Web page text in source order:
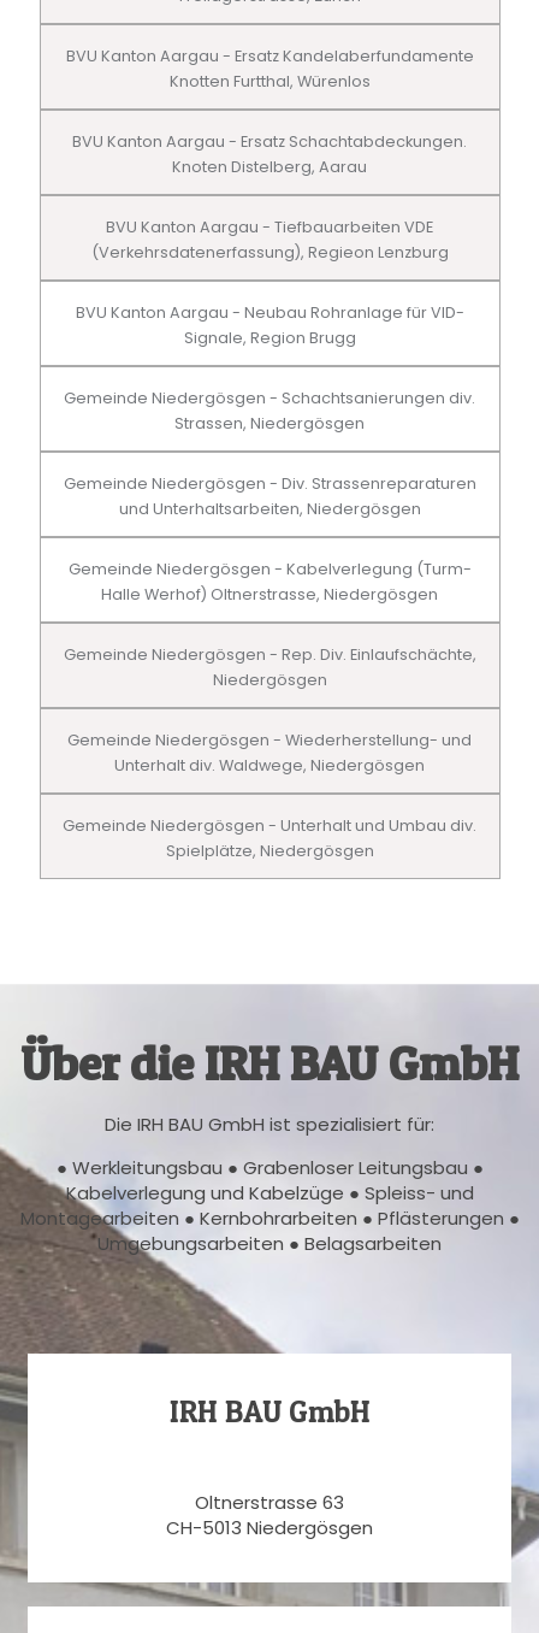
BVU Kanton Aargau - Ersatz Kandelaberfundamente
Knotten Furtthal, Würenlos
BVU Kanton Aargau - Ersatz Schachtabdeckungen.
Knoten Distelberg, Aarau
BVU Kanton Aargau - Tiefbauarbeiten VDE
(Verkehrsdatenerfassung), Regieon Lenzburg
BVU Kanton Aargau - Neubau Rohranlage für VID-
Signale, Region Brugg
Gemeinde Niedergösgen - Schachtsanierungen div.
Strassen, Niedergösgen
Gemeinde Niedergösgen - Div. Strassenreparaturen
und Unterhaltsarbeiten, Niedergösgen
Gemeinde Niedergösgen - Kabelverlegung (Turm-
Halle Werhof) Oltnerstrasse, Niedergösgen
Gemeinde Niedergösgen - Rep. Div. Einlaufschächte,
Niedergösgen
Gemeinde Niedergösgen - Wiederherstellung- und
Unterhalt div. Waldwege, Niedergösgen
Gemeinde Niedergösgen - Unterhalt und Umbau div.
Spielplätze, Niedergösgen
Über die IRH BAU GmbH
Die IRH BAU GmbH ist spezialisiert für:
● Werkleitungsbau ● Grabenloser Leitungsbau ●
Kabelverlegung und Kabelzüge ● Spleiss- und
Montagearbeiten ● Kernbohrarbeiten ● Pflästerungen ●
Umgebungsarbeiten ● Belagsarbeiten
IRH BAU GmbH
Oltnerstrasse 63
CH-5013 Niedergösgen